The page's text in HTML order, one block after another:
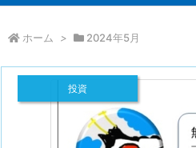
ホーム > 2024年5月
投資